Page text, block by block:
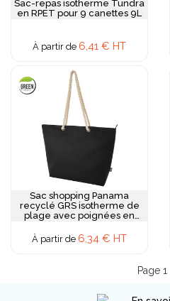
Sac-repas isotherme Tundra
en RPET pour 9 canettes 9L
À partir de 6,41 € HT
Sac shopping Panama
recyclé GRS isotherme de
plage avec poignées en
À partir de 6,34 € HT
Page 1 |